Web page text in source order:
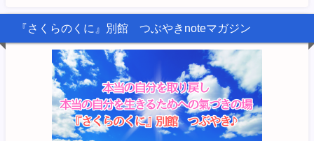
『さくらのくに』別館 つぶやきnoteマガジン